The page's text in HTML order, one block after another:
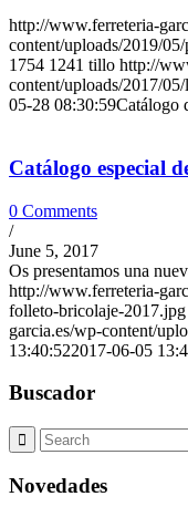
http://www.ferreteria-
content/uploads/2019/
1754 1241 tillo http://
content/uploads/2017/
05-28 08:30:59Catálogo
Catálogo especial
0 Comments
/
June 5, 2017
Os presentamos una
http://www.ferreteria-
folleto-bricolaje-2017.jpg
garcia.es/wp-content/
13:40:522017-06-05
Buscador
Novedades